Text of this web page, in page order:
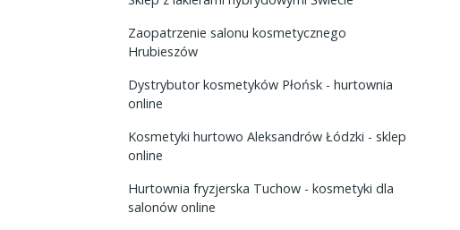
Zaopatrzenie salonu kosmetycznego
Hrubieszów
Dystrybutor kosmetyków Płońsk - hurtownia
online
Kosmetyki hurtowo Aleksandrów Łódzki - sklep
online
Hurtownia fryzjerska Tuchow - kosmetyki dla
salonów online